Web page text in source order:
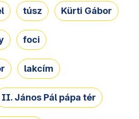
túsz Kürti Gábor
foci
lakcím
II. János Pál pápa tér